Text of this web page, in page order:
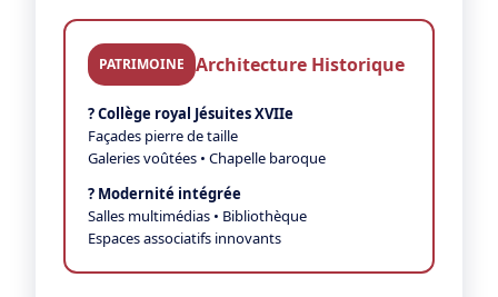
PATRIMOINE Architecture Historique
?️ Collège royal Jésuites XVIIe
Façades pierre de taille
Galeries voûtées • Chapelle baroque
? Modernité intégrée
Salles multimédias • Bibliothèque
Espaces associatifs innovants